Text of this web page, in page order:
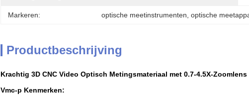
Markeren: optische meetinstrumenten , optische
Productbeschrijving
Krachtig 3D CNC Video Optisch Metingsmateriaal met 0.7-4.5X-Zoomlens
Vmc-p Kenmerken: